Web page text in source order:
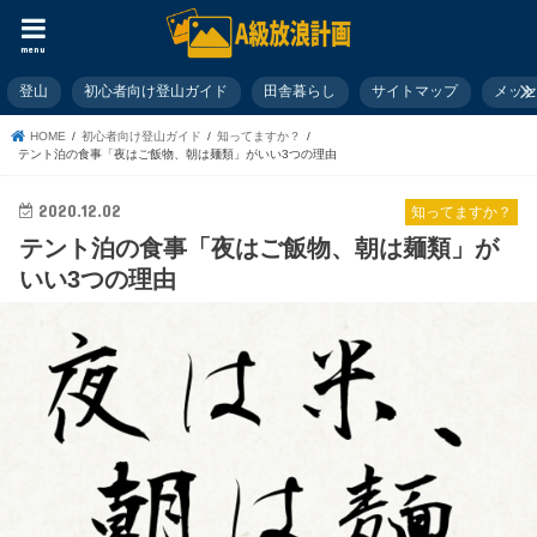
menu
登山 初心者向け登山ガイド 田舎暮らし サイトマップ メッ
HOME 初心者向け登山ガイド
知ってますか？
テント泊の食事「夜はご飯物、朝は麺類」がいい3つの理由
知ってますか？
2020.12.02
テント泊の食事「夜はご飯物、朝は麺類」が
いい3つの理由